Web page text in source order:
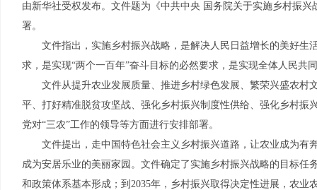
由新华社受权发布。文件题为《中共中央 国务院关于实施乡村振
署。
文件指出，实施乡村振兴战略，是解决人民日益增长的美好生
求，是实现“两个一百年”奋斗目标的必然要求，是实现全体人民共
文件从提升农业发展质量、推进乡村绿色发展、繁荣兴盛农村
平、打好精准脱贫攻坚战、强化乡村振兴制度性供给、强化乡村振
党对“三农”工作的领导等方面进行安排部署。
文件提出，走中国特色社会主义乡村振兴道路，让农业成为有
成为安居乐业的美丽家园。文件确定了实施乡村振兴战略的目标任
和政策体系基本形成；到2035年，乡村振兴取得决定性进展，农业